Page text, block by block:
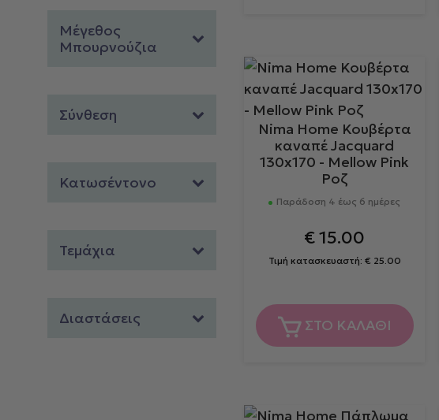
Μέγεθος
Μπουρνούζια
Σύνθεση
Κατωσέντονο
Τεμάχια
Διαστάσεις
Nima Home Κουβέρτα
καναπέ Jacquard
130x170 - Mellow Pink
Ροζ
Παράδοση 4 έως 6 ημέρες
€15.00
Τιμή κατασκευαστή: € 25.00
ΣΤΟ ΚΑΛΑΘΙ